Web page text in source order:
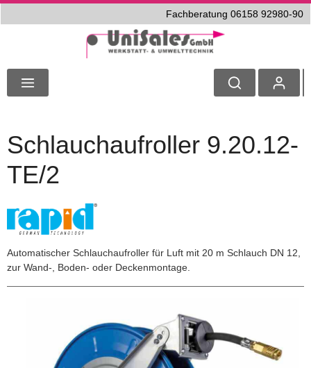
Fachberatung 06158 92980-90
Schlauchaufroller 9.20.12-
TE/2
Automatischer Schlauchaufroller für Luft mit 20 m Schlauch DN 12,
zur Wand-, Boden- oder Deckenmontage.